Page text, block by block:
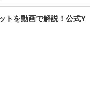
トを動画で解説！公式Y